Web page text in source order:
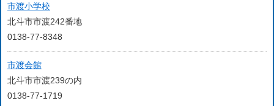
市渡小学校
北斗市市渡242番地
0138-77-8348
市渡会館
北斗市市渡239の内
0138-77-1719